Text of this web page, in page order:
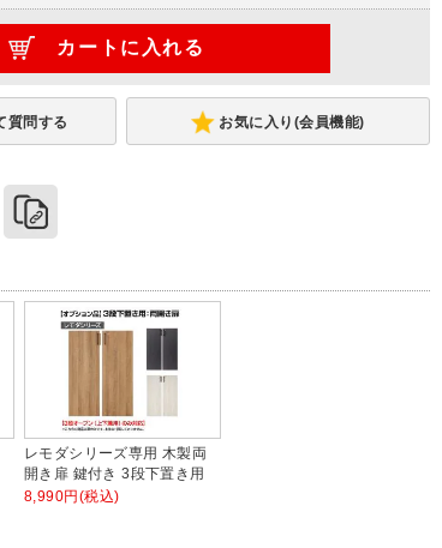
お気に入り(会員機能)
レモダシリーズ専用 木製両
開き扉 鍵付き 3段下置き用
8,990円(税込)